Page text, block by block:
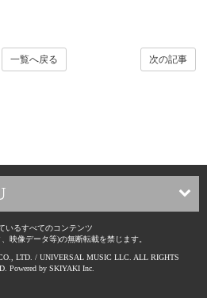
一覧へ戻る 次の記事
いるすべてのコンテンツ
映像データ等)の無断転載を禁じます。
LTD. / UNIVERSAL MUSIC LLC. ALL RIGHTS
Powered by SKIYAKI Inc.